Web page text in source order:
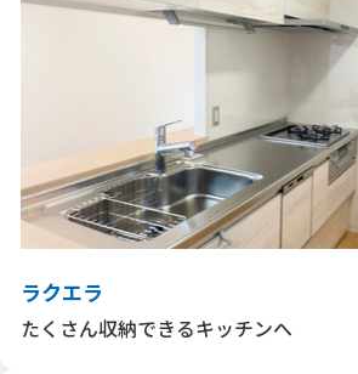
ラクエラ
たくさん収納できるキッチンへ